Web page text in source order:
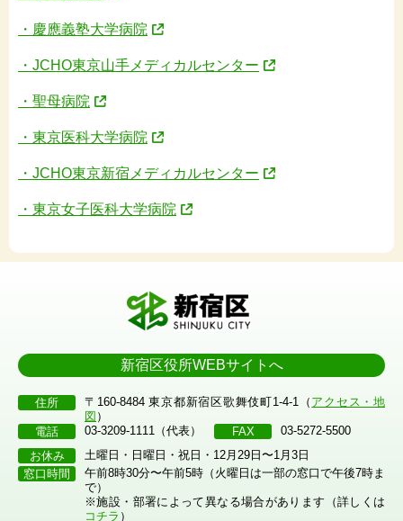
・慶應義塾大学病院
・JCHO東京山手メディカルセンター
・聖母病院
・東京医科大学病院
・JCHO東京新宿メディカルセンター
・東京女子医科大学病院
新宿区役所WEBサイトへ
住所 〒160-8484 東京都新宿区歌舞伎町1-4-1（ アクセス・地
図 ）
電話
03-3209-1111（代表） FAX
03-5272-5500
お休み
土曜日・日曜日・祝日・12月29日〜1月3日
窓口時間
午前8時30分〜午前5時（火曜日は一部の窓口で午後7時ま
で）
※施設・部署によって異なる場合があります（詳しくは
コチラ ）